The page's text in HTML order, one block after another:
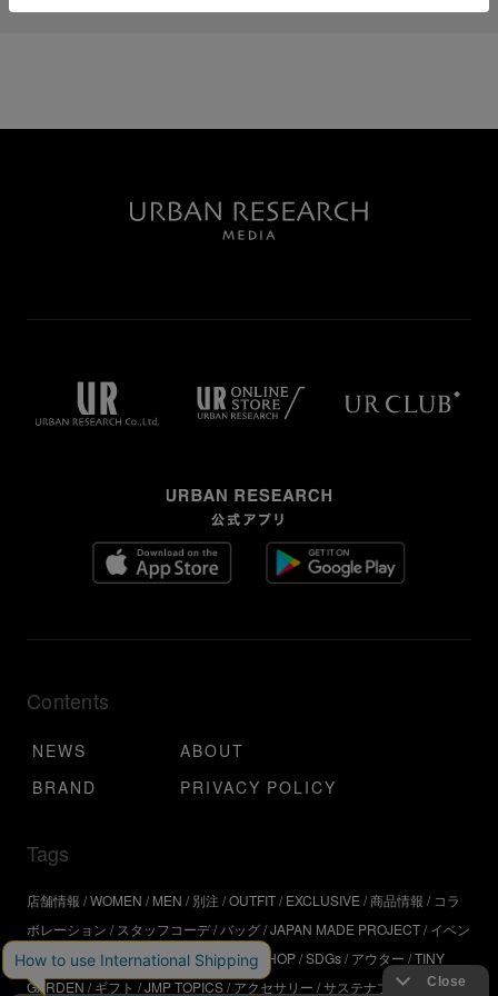
Contents
NEWS
ABOUT
BRAND
PRIVACY POLICY
Tags
店舗情報 WOMEN MEN 別注 OUTFIT EXCLUSIVE 商品情報
コラ
ボレーション
スタッフコーデ バッグ JAPAN MADE PROJECT イベン
ト アウトドア インタビュー WORKSHOP SDGs アウター TINY
GARDEN
ギフト JMP TOPICS アクセサリー サステナブル UR